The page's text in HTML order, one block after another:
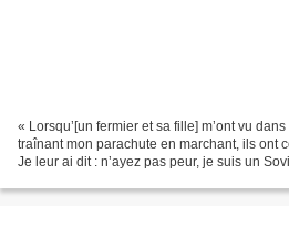
« Lorsqu’[un fermier et sa fille] m’ont vu
traînant mon parachute en marchant, ils ont
Je leur ai dit : n’ayez pas peur, je suis un